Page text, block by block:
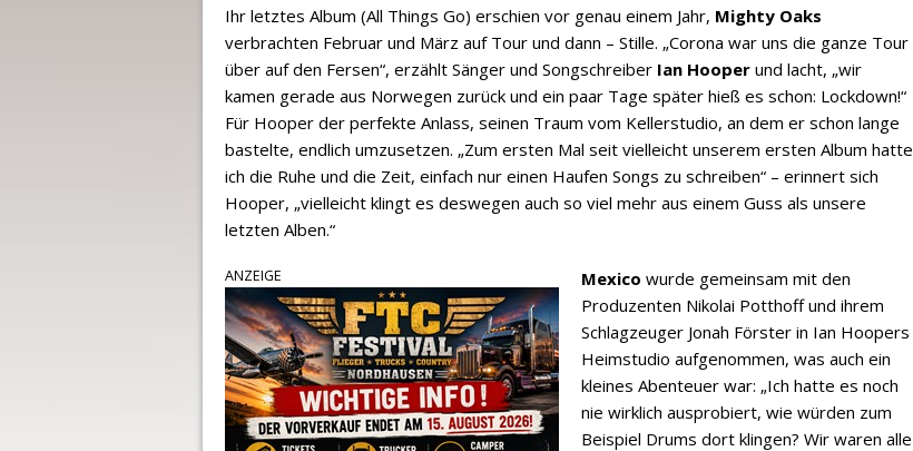
Ihr letztes Album (All Things Go) erschien vor genau einem Jahr, Mighty Oaks
verbrachten Februar und März auf Tour und dann – Stille. „Corona war uns die ganze Tour
über auf den Fersen“, erzählt Sänger und Songschreiber Ian Hooper und lacht, „wir
kamen gerade aus Norwegen zurück und ein paar Tage später hieß es schon: Lockdown!“
Für Hooper der perfekte Anlass, seinen Traum vom Kellerstudio, an dem er schon lange
bastelte, endlich umzusetzen. „Zum ersten Mal seit vielleicht unserem ersten Album hatte
ich die Ruhe und die Zeit, einfach nur einen Haufen Songs zu schreiben“ – erinnert sich
Hooper, „vielleicht klingt es deswegen auch so viel mehr aus einem Guss als unsere
letzten Alben.“
ANZEIGE Mexico wurde gemeinsam mit den
Produzenten Nikolai Potthoff und ihrem
Schlagzeuger Jonah Förster in Ian Hoopers
Heimstudio aufgenommen, was auch ein
kleines Abenteuer war: „Ich hatte es noch
nie wirklich ausprobiert, wie würden zum
Beispiel Drums dort klingen? Wir waren alle